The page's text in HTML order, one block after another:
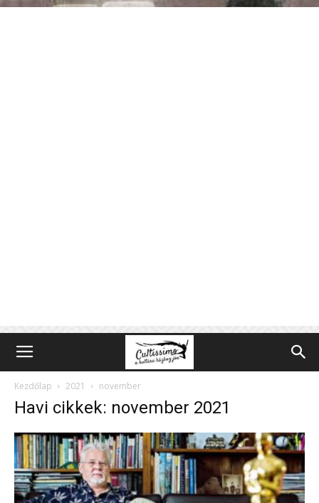
Kezdőlap 2021 november
Havi cikkek: november 2021